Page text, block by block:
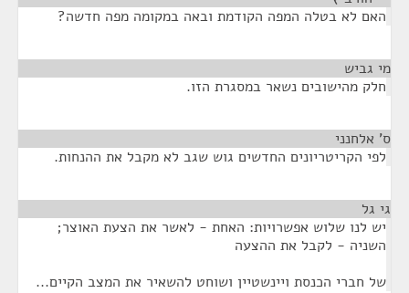
האם לא בטלה המפה הקודמת ובאה במקומה מפה חדשה?
מי גביש
חלק מהישובים נשאר במסגרת הזו.
ס' אלחנני
לפי הקריטריונים החדשים גוש שגב לא מקבל את ההנחות.
גי גל
יש לנו שלוש אפשרויות: האחת - לאשר את הצעת האוצר;
השניה - לקבל את ההצעה
של חברי הכנסת ויינשטיין ושוחט להשאיר את המצב הקיים...